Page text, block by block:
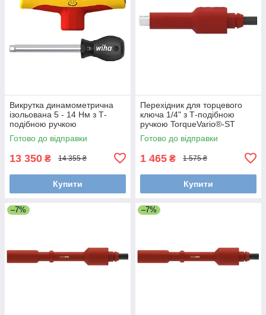
Викрутка динамометрична
ізольована 5 - 14 Нм з Т-
подібною ручкою
TorqueVario®-ST electric Wiha
43177
Готово до відправки
13 350 ₴ 14 355 ₴
Купити
Перехідник для торцевого
ключа 1/4" з Т-подібною
ручкою TorqueVario®-ST
electric Wiha 43634
Готово до відправки
1 465 ₴ 1 575 ₴
Купити
–7% –7%